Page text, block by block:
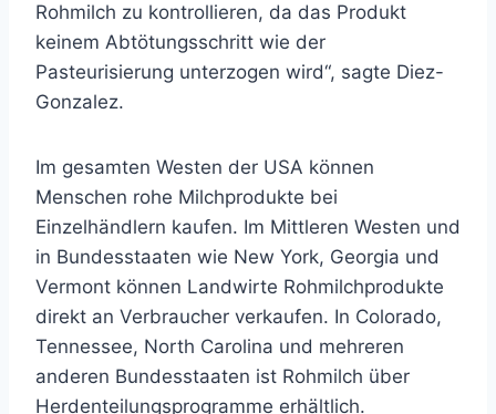
Rohmilch zu kontrollieren, da das Produkt
keinem Abtötungsschritt wie der
Pasteurisierung unterzogen wird“, sagte Diez-
Gonzalez.
Im gesamten Westen der USA können
Menschen rohe Milchprodukte bei
Einzelhändlern kaufen. Im Mittleren Westen und
in Bundesstaaten wie New York, Georgia und
Vermont können Landwirte Rohmilchprodukte
direkt an Verbraucher verkaufen. In Colorado,
Tennessee, North Carolina und mehreren
anderen Bundesstaaten ist Rohmilch über
Herdenteilungsprogramme erhältlich.